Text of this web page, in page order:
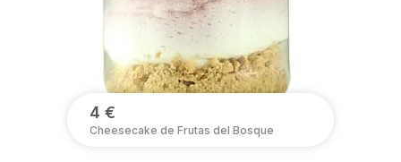
4 €
Cheesecake de Frutas del Bosque